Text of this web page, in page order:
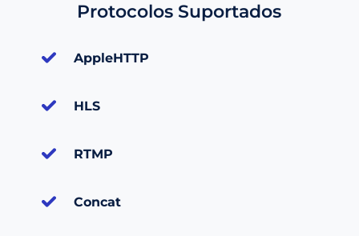
Protocolos Suportados
AppleHTTP
HLS
RTMP
Concat